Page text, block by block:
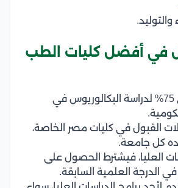
في أفضل كليات الطب
الحصول على 75% لدراسة البكالوريوس في
القبول في كليات مصر الخاصة،
كل جامعة.
العليا، فيشترط الحصول على
الدرجة العلمية السابقة.